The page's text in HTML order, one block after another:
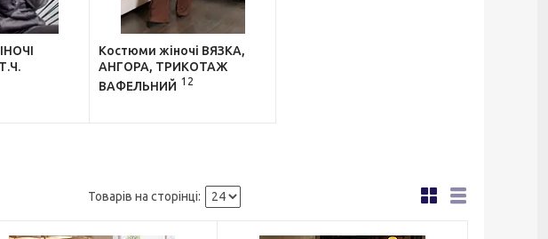
Костюми жіночі ВЯЗКА,
АНГОРА, ТРИКОТАЖ
ВАФЕЛЬНИЙ 12